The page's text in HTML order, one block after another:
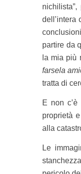
dell’intera
partire da
la mia più
farsela
tratta di
E non
proprietà
alla
Le